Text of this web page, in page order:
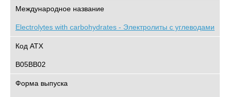
Международное название
Electrolytes with carbohydrates - Электролиты с углеводами
Код АТХ
B05BB02
Форма выпуска